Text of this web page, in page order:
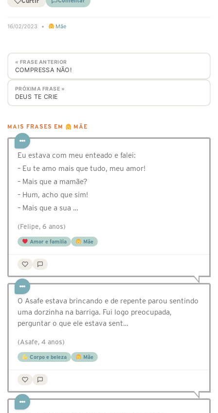
16/02/2023 • Mãe
« FRASE ANTERIOR
COMPRESSA NÃO!
PRÓXIMA FRASE »
DEUS TE CRIE
MAIS FRASES EM MÃE
Eu estava com meu enteado e falei:
– Eu te amo mais que tudo, meu amor!
– Mais que a mamãe?
– Hum, acho que sim!
– Mais que a sua …
(Felipe, 6 anos)
Amor e família Mãe
O Asafe estava brincando e de repente parou sentindo
uma dorzinha na barriga. Fui logo preocupada,
perguntar o que ele estava sent…
(Asafe, 4 anos)
Corpo e beleza Mãe